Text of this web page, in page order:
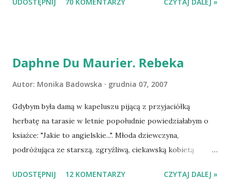
Losowanie odbędzie się w niedzielę o 8:00. Zapraszam
UDOSTĘPNIJ 70 KOMENTARZY CZYTAJ DALEJ »
Daphne Du Maurier. Rebeka
Autor: Monika Badowska grudnia 07, 2007
Gdybym była damą w kapeluszu pijącą z przyjaciółką
herbatę na tarasie w letnie popołudnie powiedziałabym o
ksiażce: "Jakie to angielskie...". Młoda dziewczyna,
podróżująca ze starszą, zgryźliwą, ciekawską kobietą
UDOSTĘPNIJ 12 KOMENTARZY CZYTAJ DALEJ »